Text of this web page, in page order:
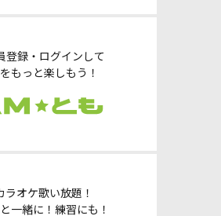
登録・ログインして
もっと楽しもう！
ラオケ歌い放題！
一緒に！練習にも！